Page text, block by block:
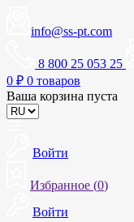
info@ss-pt.com
8 800 25 053 25
0 ₽ 0 товаров
Ваша корзина пуста
Войти
Избранное (0)
Войти